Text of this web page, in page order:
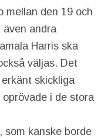
mellan den 19 och
även andra
Harris ska
väljas. Det
skickliga
i de stora
som kanske borde